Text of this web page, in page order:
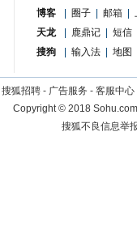
博客 圈子 邮箱
天龙
鹿鼎记
短信
搜狗
输入法 地图
搜狐招聘 - 广告服务 - 客服中心
Copyright©2018
搜狐不良信息举